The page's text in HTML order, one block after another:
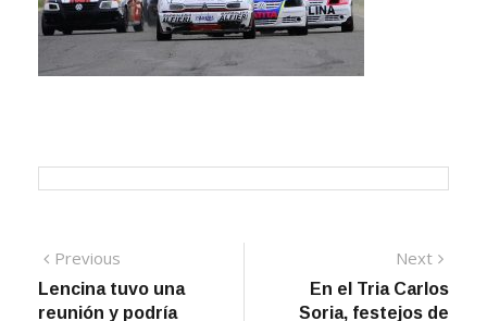
Navegación
de
Previous
post:
Lencina tuvo una
reunión y podría
Next
post:
En el Tria Carlos
Soria, festejos de